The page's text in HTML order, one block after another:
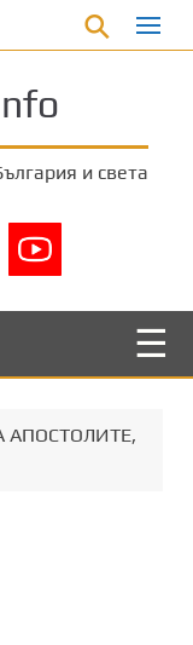
и света
АПОСТОЛИТЕ,